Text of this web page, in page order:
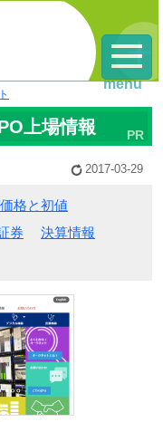
上場情報
2017-03-29
格と初値
券
決算情報
menu